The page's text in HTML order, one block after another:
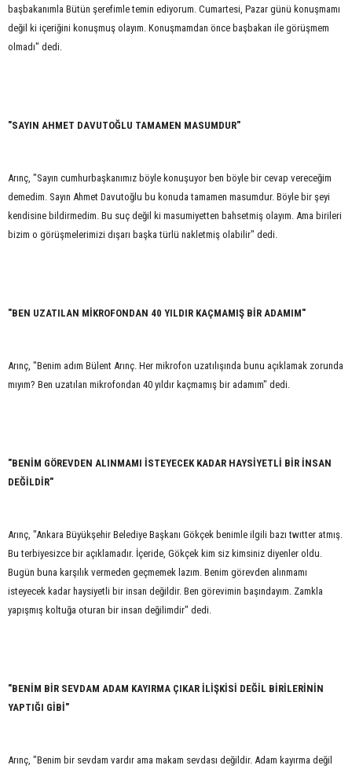
başbakanımla Bütün şerefimle temin ediyorum. Cumartesi, Pazar günü konuşmamı
değil ki içeriğini konuşmuş olayım. Konuşmamdan önce başbakan ile görüşmem
olmadı" dedi.
"SAYIN AHMET DAVUTOĞLU TAMAMEN MASUMDUR"
Arınç, "Sayın cumhurbaşkanımız böyle konuşuyor ben böyle bir cevap vereceğim
demedim. Sayın Ahmet Davutoğlu bu konuda tamamen masumdur. Böyle bir şeyi
kendisine bildirmedim. Bu suç değil ki masumiyetten bahsetmiş olayım. Ama birileri
bizim o görüşmelerimizi dışarı başka türlü nakletmiş olabilir" dedi.
"BEN UZATILAN MİKROFONDAN 40 YILDIR KAÇMAMIŞ BİR ADAMIM"
Arınç, "Benim adım Bülent Arınç. Her mikrofon uzatılışında bunu açıklamak zorunda
mıyım? Ben uzatılan mikrofondan 40 yıldır kaçmamış bir adamım" dedi.
"BENİM GÖREVDEN ALINMAMI İSTEYECEK KADAR HAYSİYETLİ BİR İNSAN
DEĞİLDİR"
Arınç, "Ankara Büyükşehir Belediye Başkanı Gökçek benimle ilgili bazı twıtter atmış.
Bu terbiyesizce bir açıklamadır. İçeride, Gökçek kim siz kimsiniz diyenler oldu.
Bugün buna karşılık vermeden geçmemek lazım. Benim görevden alınmamı
isteyecek kadar haysiyetli bir insan değildir. Ben görevimin başındayım. Zamkla
yapışmış koltuğa oturan bir insan değilimdir" dedi.
"BENİM BİR SEVDAM ADAM KAYIRMA ÇIKAR İLİŞKİSİ DEĞİL BİRİLERİNİN
YAPTIĞI GİBİ"
Arınç, "Benim bir sevdam vardır ama makam sevdası değildir. Adam kayırma değil